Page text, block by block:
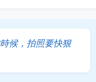
候，拍照要快狠